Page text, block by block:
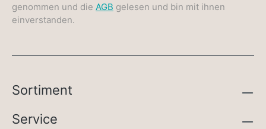
genommen und die AGB gelesen und bin mit ihnen
einverstanden.
Sortiment
Service